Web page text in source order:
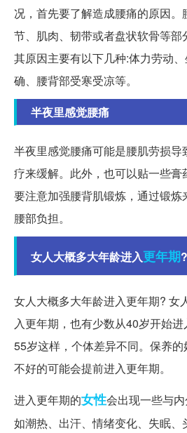
况，首先要了解造成腰痛的原因
节、肌肉、韧带或者盘状软骨等部
其原因主要有以下几种:体力劳动
确、腰背部受寒受凉等。
半夜里感觉腰痛
半夜里感觉腰痛可能是腰肌劳损导
疗来缓解。此外，也可以贴一些膏
要注意加强腰背肌锻炼，通过锻炼
腰部负担。
女人大概多大年龄进入更年期
女人大概多大年龄进入更年期? 女
入更年期，也有少数从40岁开始
55岁这样，个体差异不同。保养
不好的可能会提前进入更年期。
进入更年期的女性会出现一些与
如潮热、出汗、情绪变化、失眠